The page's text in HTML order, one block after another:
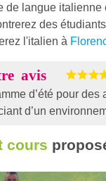
de langue
des
l'italien à
avis
d’été pour des
d’un
cours